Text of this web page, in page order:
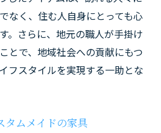
なく、住む人自身にとっても心
。さらに、地元の職人が手掛け
とで、地域社会への貢献にもつ
フスタイルを実現する一助とな
タムメイドの家具